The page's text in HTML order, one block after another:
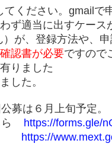
てください。gmailで
適当に出すケース
、登録方法や、申
認書が必要ですので
りました
した。
募は６月上旬予定。
https://forms.gle/
https://